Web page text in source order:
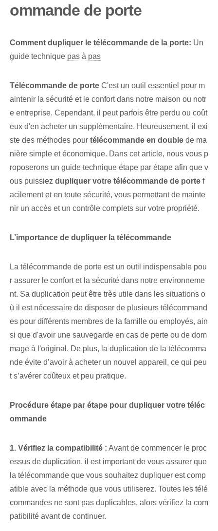
ommande de porte
Comment dupliquer le télécommande de la porte: Un
guide technique pas à pas
Télécommande de porte C'est un outil essentiel pour m
aintenir la sécurité et le confort dans notre maison ou notr
e entreprise. Cependant, il peut parfois être perdu ou coût
eux d'en acheter un supplémentaire.⁣ Heureusement, il exi
ste des méthodes pour télécommande en double de ma
nière simple et économique. Dans cet article, nous vous p
roposerons un guide technique étape par étape afin que v
ous puissiez dupliquer votre télécommande de porte f
acilement et en toute sécurité, vous permettant de mainte
nir un accès et un contrôle complets sur votre propriété.
L’importance de dupliquer la‌ télécommande
La télécommande de porte est un outil indispensable pou
r assurer le confort et la sécurité dans notre environneme
nt. Sa duplication peut être très utile dans les situations o
ù il est nécessaire de disposer de plusieurs télécommand
es pour différents membres de la famille ou employés, ain
si que d'avoir une sauvegarde en cas de perte ou de dom
mage à l'original. De plus, la duplication de la télécomma
nde évite d’avoir à acheter un nouvel appareil, ce qui peu
t s’avérer coûteux et peu pratique.
Procédure étape par étape pour dupliquer votre⁤ téléc
ommande
1. Vérifiez la compatibilité : Avant de commencer le proc
essus de duplication, il est important de vous assurer que
la télécommande que vous souhaitez dupliquer est comp
atible avec la méthode que vous utiliserez. Toutes les télé
commandes ne sont pas duplicables, alors vérifiez la com
patibilité avant de continuer.